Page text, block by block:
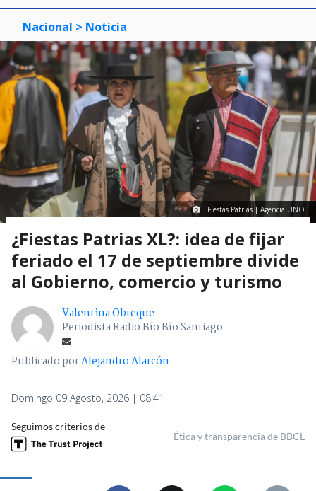
Nacional > Noticia
FIestas Patrias | Agencia UNO
¿Fiestas Patrias XL?: idea de fijar
feriado el 17 de septiembre divide
al Gobierno, comercio y turismo
Valentina Obreque
Periodista Radio Bío Bío Santiago
Publicado porAlejandro Alarcón
Domingo 09 Agosto, 2026 | 08:41
Seguimos criterios de
Ética y transparencia de BBCL